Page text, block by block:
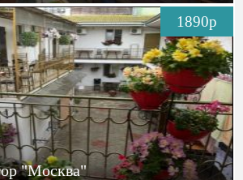
1890р
"Москва"